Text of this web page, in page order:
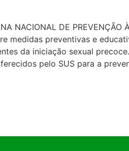
NACIONAL DE PREVENÇÃO
medidas preventivas e
da iniciação sexual
pelo SUS para a